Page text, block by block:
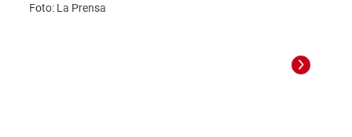
Foto: La Prensa